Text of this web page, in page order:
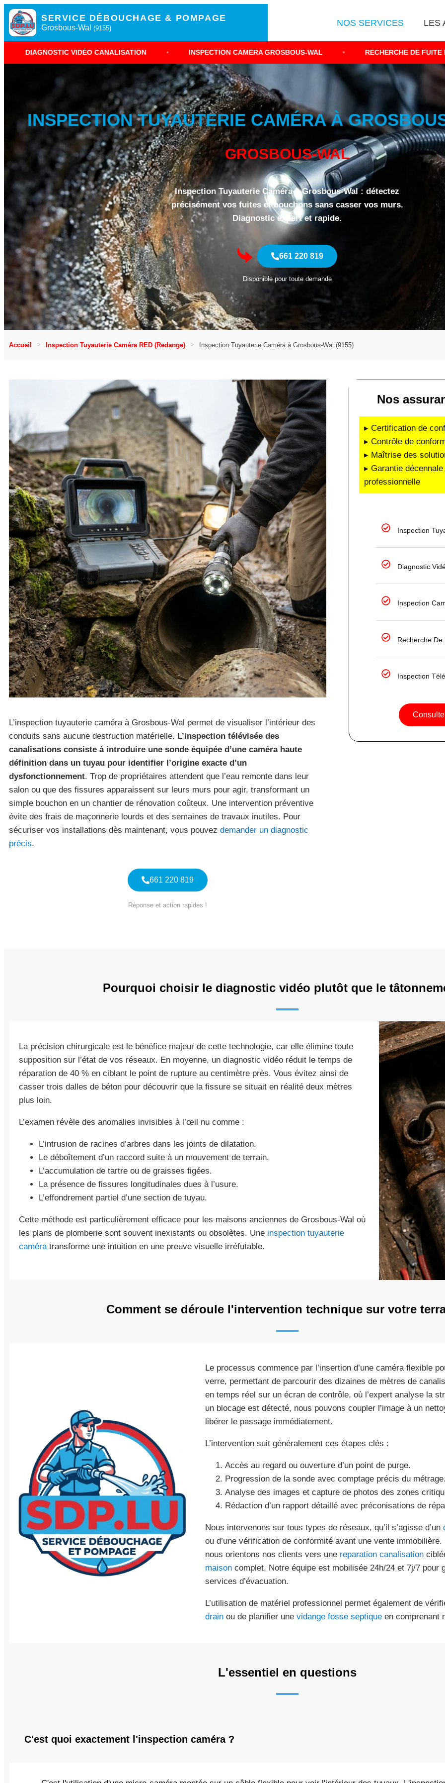
SERVICE DÉBOUCHAGE & POMPAGE
Grosbous-Wal (9155)
NOS SERVICES LES
VIDÉO CANALISATION • INSPECTION CAMÉRA GROSBOUS-WAL • RECHERCHE DE FUITE NON
INSPECTION TUYAUTERIE CAMÉRA À
GROSBOUS-WAL
Inspection Tuyauterie Caméra à Grosbous-Wal : détectez
précisément vos fuites et bouchons sans casser vos murs.
Diagnostic expert et rapide.
661 220 819
Disponible pour toute demande
Accueil Inspection Tuyauterie Caméra RED (Redange) Inspection Tuyauterie Caméra à Grosbous-Wal (9155)
L’inspection tuyauterie caméra à Grosbous-Wal permet de visualiser l’intérieur des
conduits sans aucune destruction matérielle. L’inspection télévisée des
canalisations consiste à introduire une sonde équipée d’une caméra haute
définition dans un tuyau pour identifier l’origine exacte d’un
dysfonctionnement. Trop de propriétaires attendent que l’eau remonte dans leur
salon ou que des fissures apparaissent sur leurs murs pour agir, transformant un
simple bouchon en un chantier de rénovation coûteux. Une intervention préventive
évite des frais de maçonnerie lourds et des semaines de travaux inutiles. Pour
sécuriser vos installations dès maintenant, vous pouvez demander un diagnostic
précis.
661 220 819
Réponse et action rapides !
Nos
▸ Certification de
▸ Contrôle de
▸ Maîtrise des
▸ Garantie
professionnelle
Inspection
Diagnostic
Inspection
Recherche
Inspection
Pourquoi choisir le diagnostic vidéo plutôt que le
La précision chirurgicale est le bénéfice majeur de cette technologie, car elle élimine toute
supposition sur l’état de vos réseaux. En moyenne, un diagnostic vidéo réduit le temps de
réparation de 40 % en ciblant le point de rupture au centimètre près. Vous évitez ainsi de
casser trois dalles de béton pour découvrir que la fissure se situait en réalité deux mètres
plus loin.
L’examen révèle des anomalies invisibles à l’œil nu comme :
L’intrusion de racines d’arbres dans les joints de dilatation.
Le déboîtement d’un raccord suite à un mouvement de terrain.
L’accumulation de tartre ou de graisses figées.
La présence de fissures longitudinales dues à l’usure.
L’effondrement partiel d’une section de tuyau.
Cette méthode est particulièrement efficace pour les maisons anciennes de Grosbous-Wal où
les plans de plomberie sont souvent inexistants ou obsolètes. Une inspection tuyauterie
camératransforme une intuition en une preuve visuelle irréfutable.
Comment se déroule l'intervention technique sur votre
Le processus commence par l’insertion d’une caméra flexible
verre, permettant de parcourir des dizaines de mètres de
en temps réel sur un écran de contrôle, où l’expert analyse la
un blocage est détecté, nous pouvons coupler l’image à un
libérer le passage immédiatement.
L’intervention suit généralement ces étapes clés :
Accès au regard ou ouverture d’un point de purge.
Progression de la sonde avec comptage précis du
Analyse des images et capture de photos des zones
Rédaction d’un rapport détaillé avec préconisations de
Nous intervenons sur tous types de réseaux, qu’il s’agisse d’un
ou d’une vérification de conformité avant une vente
nous orientons nos clients vers une reparation canalisation
maisoncomplet. Notre équipe est mobilisée 24h/24 et 7j/7 pour
services d’évacuation.
L’utilisation de matériel professionnel permet également de
drainou de planifier une vidange fosse septiqueen comprenant
L'essentiel en questions
C'est quoi exactement l'inspection caméra ?